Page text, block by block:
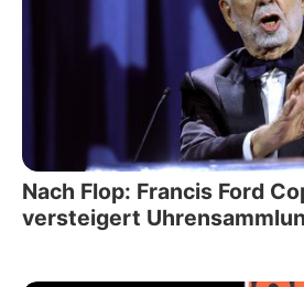
Nach Flop: Francis Ford
versteigert